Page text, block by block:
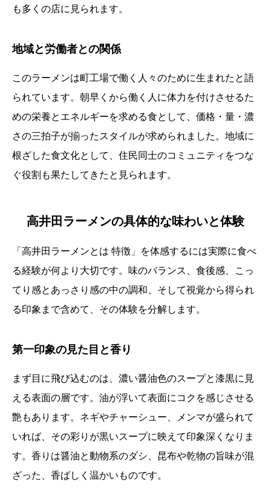
も多くの店に見られます。
地域と労働者との関係
このラーメンは町工場で働く人々のために生まれたと語
られています。朝早くから働く人に体力を付けさせるた
めの栄養とエネルギーを求める食として、価格・量・濃
さの三拍子が揃ったスタイルが求められました。地域に
根ざした食文化として、住民同士のコミュニティをつな
ぐ役割も果たしてきたと見られます。
高井田ラーメンの具体的な味わいと体験
「高井田ラーメンとは 特徴」を体感するには実際に食べ
る経験が何より大切です。味のバランス、食後感、こっ
てり感とあっさり感の中の調和、そして視覚から得られ
る印象まで含めて、その体験を分解します。
第一印象の見た目と香り
まず目に飛び込むのは、濃い醤油色のスープと漆黒に見
える表面の層です。油が浮いて表面にコクを感じさせる
艶もあります。ネギやチャーシュー、メンマが盛られて
いれば、その彩りが黒いスープに映えて印象深くなりま
す。香りは醤油と動物系のダシ、昆布や乾物の旨味が混
ざった、香ばしく温かいものです。